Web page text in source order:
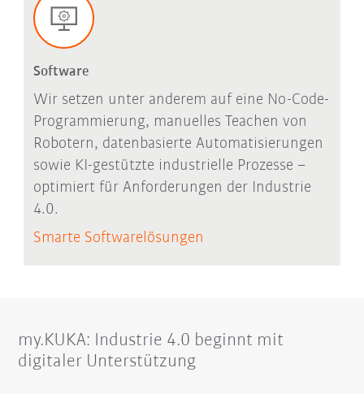
Software
Wir setzen unter anderem auf eine No-Code-
Programmierung, manuelles Teachen von
Robotern, datenbasierte Automatisierungen
sowie KI-gestützte industrielle Prozesse –
optimiert für Anforderungen der Industrie
4.0.
Smarte Softwarelösungen
my.KUKA: Industrie 4.0 beginnt mit
digitaler Unterstützung